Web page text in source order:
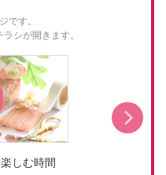
です。
シが開きます。
しむ時間